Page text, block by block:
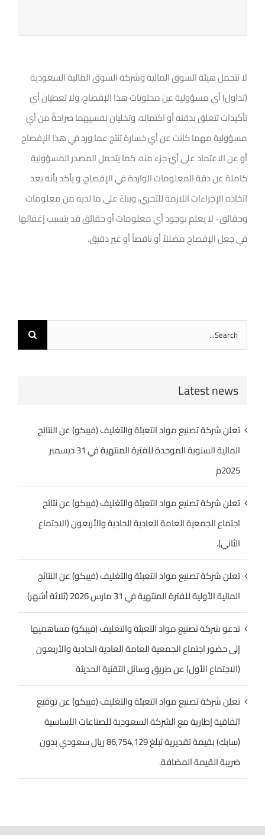
لا تتحمل هيئة السوق المالية وشركة السوق المالية السعودية
(تداول) أي مسؤولية عن محتويات هذا الإفصاح، ولا تعطيان أيّ
تأكيدات تتعلق بدقته أو اكتماله، وتخليان نفسيهما صراحةً من أيّ
مسؤولية مهما كانت عن أيّ خسارة تنتج عما ورد في هذا الإفصاح
أو عن الاعتماد على أيّ جزء منه، كما يتحمل المصدر المسؤولية
كاملة عن دقة المعلومات الواردة في الإفصاح، و يأكد بأنه بعد
اتخاذه الإجراءات اللازمة للتحري، وبناءً على ما لديه من معلومات
وحقائق- لا يعلم بوجود أي معلومات أو حقائق قد يتسبب إغفالها
في جعل الإفصاح مضللاً أو ناقصاً أو غير دقيق.
Search
for:
Latest news
تعلن شركة تصنيع مواد التعبئة والتغليف (فيبكو) عن النتائج
المالية السنوية الموحدة للفترة المنتهية في 31 ديسمبر
2025م
تعلن شركة تصنيع مواد التعبئة والتغليف (فيبكو) عن نتائج
اجتماع الجمعية العامة العادية الحادية والأربعون (الاجتماع
الثاني).
تعلن شركة تصنيع مواد التعبئة والتغليف (فيبكو) عن النتائج
المالية الأولية للفترة المنتهية في 31 مارس 2026 (ثلاثة أشهر)
تدعو شركة تصنيع مواد التعبئة والتغليف (فيبكو) مساهميها
إلى حضور اجتماع الجمعية العامة العادية الحادية والأربعون
(الاجتماع الأول) عن طريق وسائل التقنية الحديثة
تعلن شركة تصنيع مواد التعبئة والتغليف (فيبكو) عن توقيع
اتفاقية إطارية مع الشركة السعودية للصناعات الأساسية
(سابك) بقيمة تقديرية تبلغ 86,754,129 ريال سعودي بدون
ضريبة القيمة المضافة.